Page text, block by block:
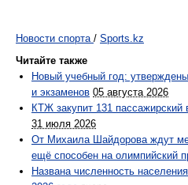
Новости спорта / Sports.kz
Читайте также
Новый учебный год:
и экзаменов 05 августа 2026
КТЖ закупит 131 пассажирский
31 июля 2026
От Михаила Шайдорова ждут
ещё способен на олимпийский
Названа численность